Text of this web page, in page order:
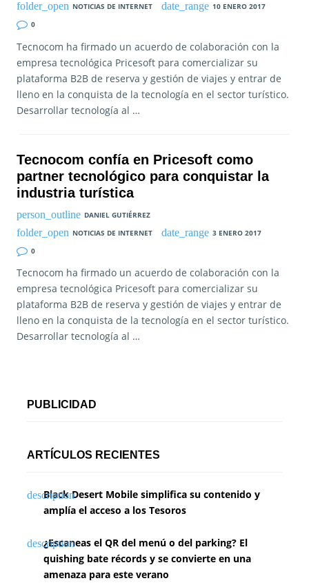
NOTICIAS DE INTERNET
10 ENERO 2017
0
Tecnocom ha firmado un acuerdo de colaboración con la
empresa tecnológica Pricesoft para comercializar su
plataforma B2B de reserva y gestión de viajes y entrar de
lleno en la conquista de la tecnología en el sector turístico.
Desarrollar tecnología al …
Tecnocom confía en Pricesoft como
partner tecnológico para conquistar la
industria turística
DANIEL GUTIÉRREZ
NOTICIAS DE INTERNET
3 ENERO 2017
0
Tecnocom ha firmado un acuerdo de colaboración con la
empresa tecnológica Pricesoft para comercializar su
plataforma B2B de reserva y gestión de viajes y entrar de
lleno en la conquista de la tecnología en el sector turístico.
Desarrollar tecnología al …
PUBLICIDAD
ARTÍCULOS RECIENTES
Black Desert Mobile simplifica su contenido y
amplía el acceso a los Tesoros
¿Escaneas el QR del menú o del parking? El
quishing bate récords y se convierte en una
amenaza para este verano